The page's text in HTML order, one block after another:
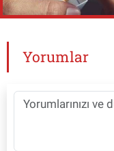
Yorumlar